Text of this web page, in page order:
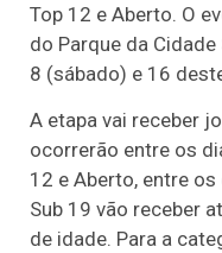
Top 12 e Aberto. O
do Parque da
8 (sábado) e 16
A etapa vai receber
ocorrerão entre os
12 e Aberto, entre
Sub 19 vão receber
de idade. Para a